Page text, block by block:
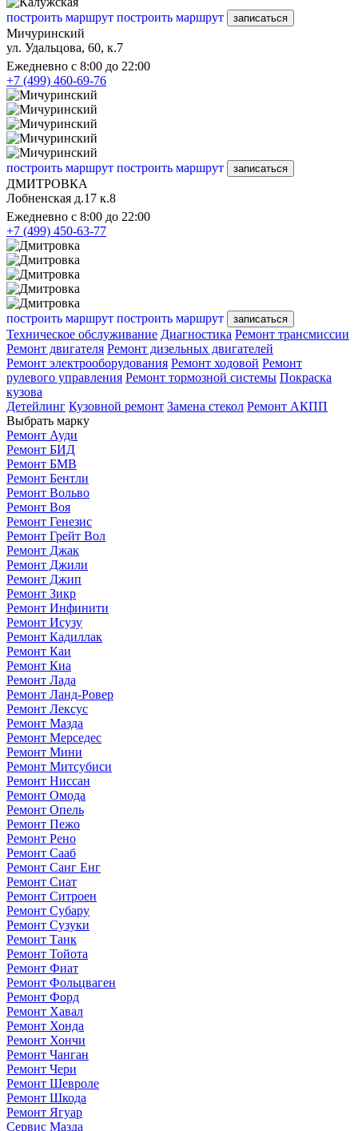
построить маршрут построить маршрут записаться
Мичуринский
ул. Удальцова, 60, к.7
Ежедневно с 8:00 до 22:00
+7 (499) 460-69-76
построить маршрут построить маршрут записаться
ДМИТРОВКА
Лобненская д.17 к.8
Ежедневно с 8:00 до 22:00
+7 (499) 450-63-77
построить маршрут построить маршрут записаться
Техническое обслуживание Диагностика Ремонт трансмиссии
Ремонт двигателя Ремонт дизельных двигателей
Ремонт электрооборудования Ремонт ходовой Ремонт
рулевого управления Ремонт тормозной системы Покраска
кузова
Детейлинг Кузовной ремонт Замена стекол Ремонт АКПП
Выбрать марку
Ремонт Ауди
Ремонт БИД
Ремонт БМВ
Ремонт Бентли
Ремонт Вольво
Ремонт Воя
Ремонт Генезис
Ремонт Грейт Вол
Ремонт Джак
Ремонт Джили
Ремонт Джип
Ремонт Зикр
Ремонт Инфинити
Ремонт Исузу
Ремонт Кадиллак
Ремонт Каи
Ремонт Киа
Ремонт Лада
Ремонт Ланд-Ровер
Ремонт Лексус
Ремонт Мазда
Ремонт Мерседес
Ремонт Мини
Ремонт Митсубиси
Ремонт Ниссан
Ремонт Омода
Ремонт Опель
Ремонт Пежо
Ремонт Рено
Ремонт Сааб
Ремонт Санг Енг
Ремонт Сиат
Ремонт Ситроен
Ремонт Субару
Ремонт Сузуки
Ремонт Танк
Ремонт Тойота
Ремонт Фиат
Ремонт Фольцваген
Ремонт Форд
Ремонт Хавал
Ремонт Хонда
Ремонт Хончи
Ремонт Чанган
Ремонт Чери
Ремонт Шевроле
Ремонт Шкода
Ремонт Ягуар
Сервис Мазда